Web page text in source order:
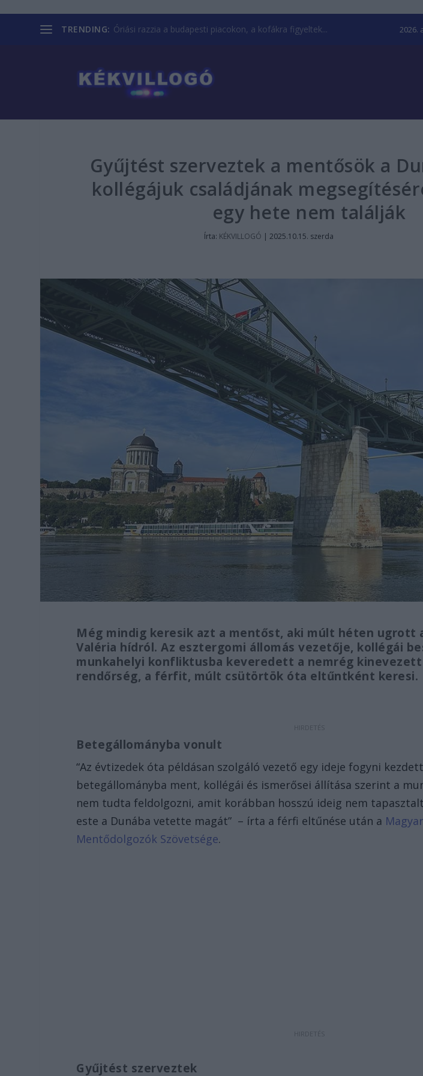
TRENDING: Óriási razzia a budapesti piacokon, a kofákra figyeltek... 2026.
Gyűjtést szerveztek a mentősök a
kollégájuk családjának
egy hete nem találják
Írta: KÉKVILLOGÓ |2025.10.15. szerda
Még mindig keresik azt a mentőst, aki múlt héten ugrott
Valéria hídról. Az esztergomi állomás vezetője, kollégái
munkahelyi konfliktusba keveredett a nemrég
rendőrség, a férfit, múlt csütörtök óta eltűntként keresi.
Betegállományba vonult
“Az évtizedek óta példásan szolgáló vezető egy ideje fogyni
betegállományba ment, kollégái és ismerősei állítása szerint a
nem tudta feldolgozni, amit korábban hosszú ideig nem
este a Dunába vetette magát” – írta a férfi eltűnése után a
Mentődolgozók Szövetsége.
Gyűjtést szerveztek